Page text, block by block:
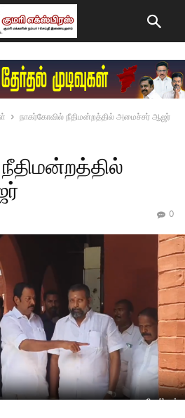
நாகர்கோவில் நீதிமன்றத்தில் அமைச்சர் ஆஜர்
0